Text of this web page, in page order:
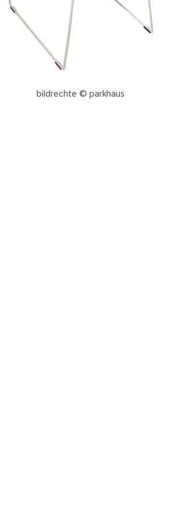
bildrechte © parkhaus